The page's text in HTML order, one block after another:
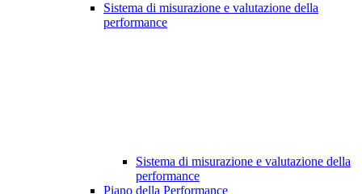
Sistema di misurazione e valutazione della
performance
Sistema di misurazione e valutazione della
performance
Piano della Performance